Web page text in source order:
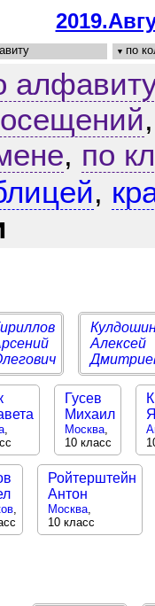
по
алфавиту
, по
,
Алексей
,
Гусев
Михаил
Москва,
10 класс
,
Ройтерштейн
Антон
Москва,
10 класс